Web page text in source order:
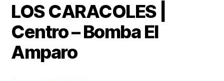
LOS CARACOLES |
Centro – Bomba El
Amparo